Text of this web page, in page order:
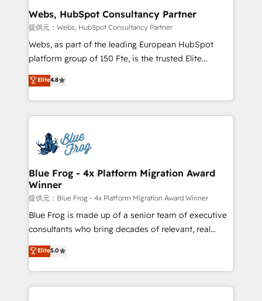
and build using HubSpot 🔌 Integrating HubSpot
with other systems 🎓 Training your teams to be
HubSpot pros 📊 Lead generation services using
HubSpot Why us? - SIX HubSpot Accreditations -
CRM, Solutions Architecture, Onboarding , Data
Migration, Custom Integration & Platform
team of 25+ experts Contact us today to help you
get more from your investment in HubSpot.
Webs, HubSpot Consultancy Partner
提供元：Webs, HubSpot Consultancy Partner
Webs, as part of the leading European HubSpot
platform group of 150 Fte, is the trusted Elite
HubSpot CRM Partner offering you a roadmap on
maximizing EBITDA and achieving Commercial
Excellence. With our targeted processes, we
strengthen your digital transformation and minimize
Implementation partner, we provide expertise to
drive your business forward. Since 2015 we are fully
dedicated to HubSpot and with an experienced
team (50+), we work with reputable companies in
B2B sectors such as manufacturing, SaaS and
business services. We prepare a customized
business case that demonstrates the value and
detailed financial rationale with a focus on ROI and
TCO. As a trusted extension of your team, we
Elite4.8
Blue Frog - 4x Platform Migration Award
Winner
提供元：Blue Frog - 4x Platform Migration Award Winner
Blue Frog is made up of a senior team of executive
consultants who bring decades of relevant, real
world experience to our client engagements. "Blue
Frog is a top, trusted partner in HubSpot's
ecosystem for a reason. Their team brings over a
decade of experience to the table, along with deep
Elite5.0